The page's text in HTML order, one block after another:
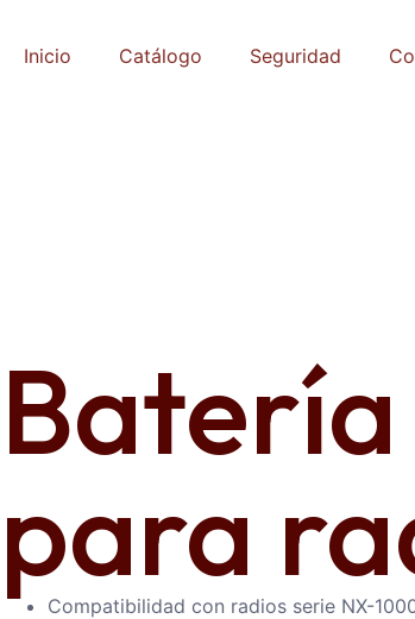
Inicio Catálogo Seguridad
para
Compatibilidad con radios serie NX-